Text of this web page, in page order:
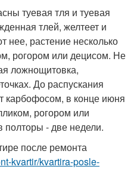
туевая тля и туевая
тлей, желтеет и
нее, растение несколько
рогором или децисом. Не
ложнощитовка,
До распускания
карбофосом, в конце июня
рогором или
- две недели.
после ремонта
kvartir/kvartira-posle-